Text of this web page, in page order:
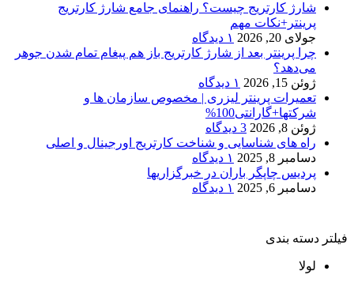
شارژ کارتریج چیست؟ راهنمای جامع شارژ کارتریج
پرینتر+نکات مهم
جولای 20, 2026
۱ دیدگاه
چرا پرینتر بعد از شارژ کارتریج باز هم پیغام تمام شدن جوهر
می‌دهد؟
ژوئن 15, 2026
۱ دیدگاه
تعمیرات پرینتر لیزری | مخصوص سازمان ها و
شرکتها+گارانتی100%
ژوئن 8, 2026
3 دیدگاه
راه های شناسایی و شناخت کارتریج اورجینال و اصلی
دسامبر 8, 2025
۱ دیدگاه
پردیس چاپگر باران در خبرگزاریها
دسامبر 6, 2025
۱ دیدگاه
فیلتر دسته بندی
لولا